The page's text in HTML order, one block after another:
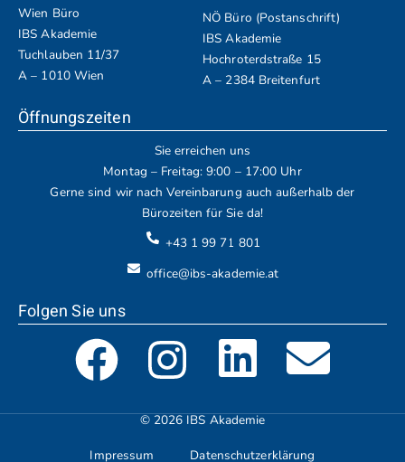
Wien Büro
IBS Akademie
Tuchlauben 11/37
A – 1010 Wien
NÖ Büro (Postanschrift)
IBS Akademie
Hochroterdstraße 15
A – 2384 Breitenfurt
Öffnungszeiten
Sie erreichen uns
Montag – Freitag: 9:00 – 17:00 Uhr
Gerne sind wir nach Vereinbarung auch außerhalb der
Bürozeiten für Sie da!
+43 1 99 71 801
office@ibs-akademie.at
Folgen Sie uns
© 2026 IBS Akademie
Impressum Datenschutzerklärung